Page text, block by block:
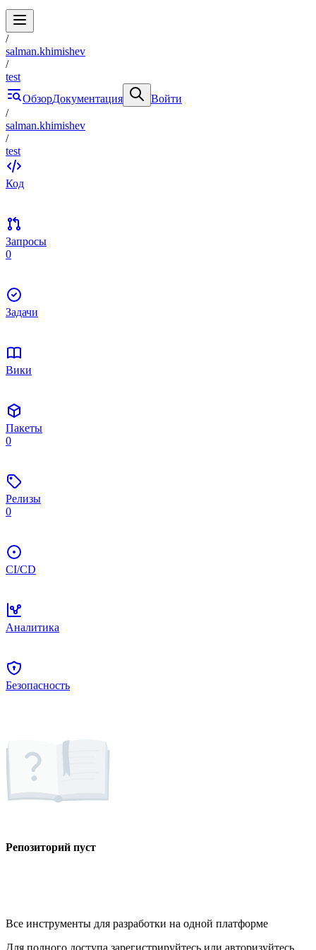
/
salman.khimishev
/
test
ОбзорДокументация
Войти
/
salman.khimishev
/
test
Код
Запросы
0
Задачи
Вики
Пакеты
0
Релизы
0
CI/CD
Аналитика
Безопасность
Репозиторий пуст
Все инструменты для разработки на одной платформе
Для полного доступа зарегистрируйтесь или авторизуйтесь